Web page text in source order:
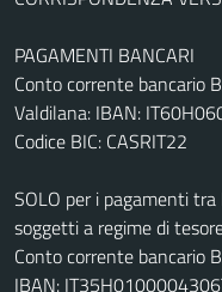
PAGAMENTI BANCARI
Conto corrente bancario
Valdilana: IBAN:
Codice BIC: CASRIT22
SOLO per i pagamenti
soggetti a regime di
Conto corrente bancario
IBAN: